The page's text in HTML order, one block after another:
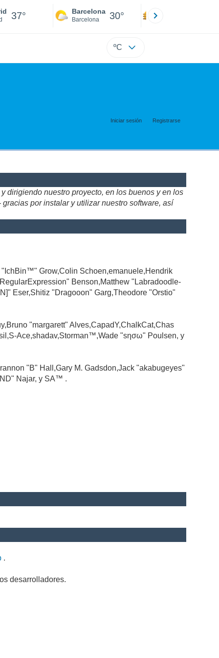
37° Barcelona
Barcelona 30°
ºC
Iniciar sesión Registrarse
dirigiendo nuestro proyecto, en los buenos y en los
por instalar y utilizar nuestro software, así
Grow,Colin Schoen,emanuele,Hendrik
Benson,Matthew "Labradoodle-
Eser,Shitiz "Dragooon" Garg,Theodore "Orstio"
"margarett" Alves,CapadY,ChalkCat,Chas
Ace,shadav,Storman™,Wade "sησω" Poulsen, y
"B" Hall,Gary M. Gadsdon,Jack "akabugeyes"
Najar, y SA™ .
.
desarrolladores.